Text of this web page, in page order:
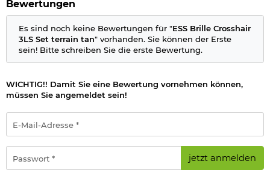
Sicht sorgt ESSOPTICS. Diese Technologie gewährleistet immer
beste Sicht im Einsatz.
Das Augenschutzsystem kann mit dem passenden ESS RX-
Brilleneinsatz ausgerüstet werden, um Fehlsichtigkeit
auszugleichen.
Lieferumfang:
Brille ESS Crosshair Terrain Tan
Brillenglas Smoke Gray (Rauchgrau, getönt
Brillenglas Clear (klar, transparent)
Brillenglas Hi-Def Yellow (gelb, kontrastverstärkend)
elastisches Kopfband
Soft Case Brillenetui
Bewertungen
Es sind noch keine Bewertungen für "ESS Brille Crosshair
3LS Set terrain tan" vorhanden. Sie können der Erste
sein! Bitte schreiben Sie die erste Bewertung.
WICHTIG!! Damit Sie eine Bewertung vornehmen können,
müssen Sie angemeldet sein!
Mail-
Adresse
*
jetzt anmelden